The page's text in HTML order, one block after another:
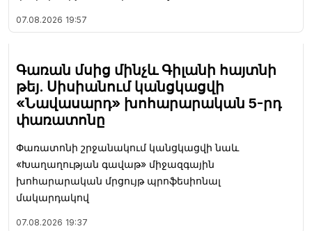
07.08.2026 19:57
Գառան մսից մինչև Գիլանի հայտնի
թեյ. Սիսիանում կանցկացվի
«Նավասարդ» խոհարարական 5-րդ
փառատոնը
Փառատոնի շրջանակում կանցկացվի նաև
«Խաղաղության գավաթ» միջազգային
խոհարարական մրցույթ պրոֆեսիոնալ
մակարդակով
07.08.2026 19:37